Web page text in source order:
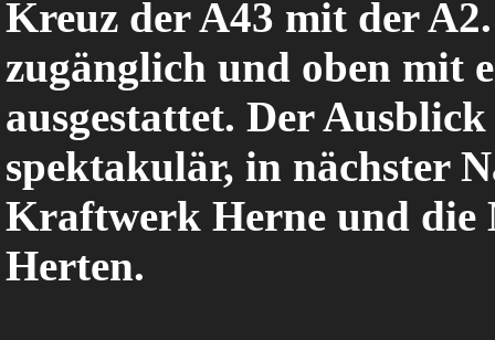
Kreuz der A43 mit der
zugänglich und oben mit
ausgestattet. Der
spektakulär, in nächster
Kraftwerk Herne und die
Herten.